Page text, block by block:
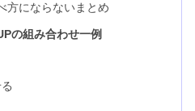
方にならないまとめ
の組み合わせ一例